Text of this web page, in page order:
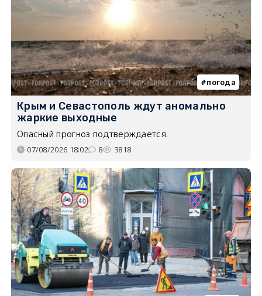
погода
Крым и Севастополь ждут аномально
жаркие выходные
Опасный прогноз подтверждается.
07/08/2026 18:02 8 3818